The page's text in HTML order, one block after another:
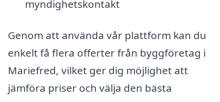
myndighetskontakt
Genom att använda vår plattform kan du
enkelt få flera offerter från byggföretag i
Mariefred, vilket ger dig möjlighet att
jämföra priser och välja den bästa